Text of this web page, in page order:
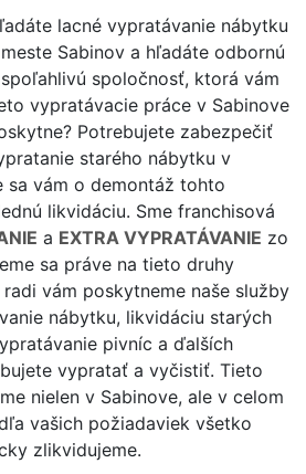
lacné vypratávanie nábytku
Sabinov a hľadáte odbornú
spoločnosť, ktorá vám
vypratávacie práce v Sabinove
Potrebujete zabezpečiť
starého nábytku v
sa vám o demontáž tohto
likvidáciu. Sme franchisová
a EXTRA VYPRATÁVANIE zo
sa práve na tieto druhy
vám poskytneme naše služby
nábytku, likvidáciu starých
pivníc a ďalších
vypratať a vyčistiť. Tieto
nielen v Sabinove, ale v celom
vašich požiadaviek všetko
zlikvidujeme.